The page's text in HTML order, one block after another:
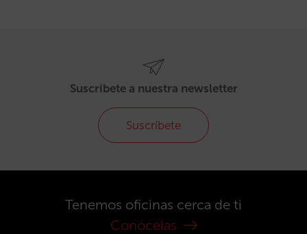
Suscríbete a nuestra newsletter
Suscríbete
Tenemos oficinas cerca de ti
Conócelas